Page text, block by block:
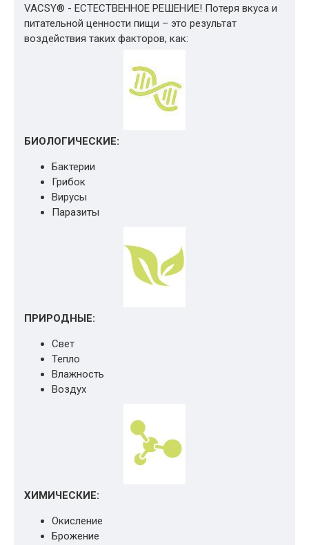
VACSY® - ЕСТЕСТВЕННОЕ РЕШЕНИЕ! Потеря вкуса и
питательной ценности пищи – это результат
воздействия таких факторов, как:
БИОЛОГИЧЕСКИЕ:
Бактерии
Грибок
Вирусы
Паразиты
ПРИРОДНЫЕ:
Свет
Тепло
Влажность
Воздух
ХИМИЧЕСКИЕ:
Окисление
Брожение